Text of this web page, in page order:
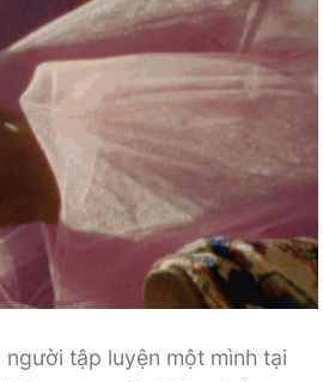
tập luyện một mình tại